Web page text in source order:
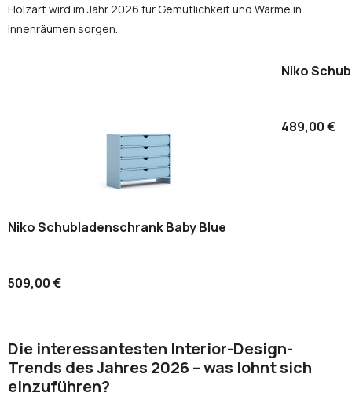
Holzart wird im Jahr 2026 für Gemütlichkeit und Wärme in
Innenräumen sorgen.
Niko Schubladenschrank Baby Blue
509,00 €
Niko
489,00 €
Die interessantesten Interior-Design-
Trends des Jahres 2026 – was lohnt sich
einzuführen?